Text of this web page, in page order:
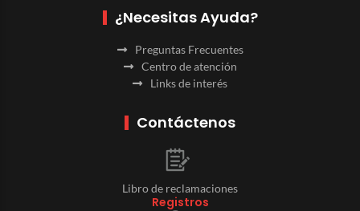
¿Necesitas Ayuda?
Preguntas Frecuentes
Centro de atención
Links de interés
Contáctenos
Libro de reclamaciones
Registros